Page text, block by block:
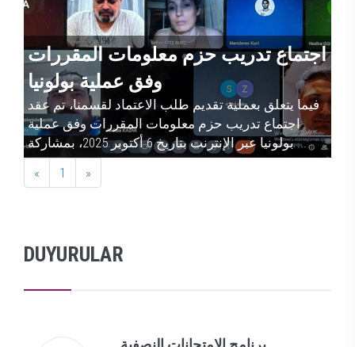
اجتماع تدريب حزم معلومات المقررات
وفق عملية بولونيا
فيما يتعلق بعملية تقديم طلب الاعتماد لقسمنا، تم عقد
اجتماع تدريب حزم معلومات المقررات وفق عملية
بولونيا عبر الإنترنت بتاريخ 6 أكتوبر 2025، بمشاركة ...
« 1 »
DUYURULAR